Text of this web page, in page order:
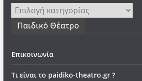
Kατηγορίες
Παιδικό Θέατρο
Επικοινωνία
Τι είναι το paidiko-theatro.gr ?